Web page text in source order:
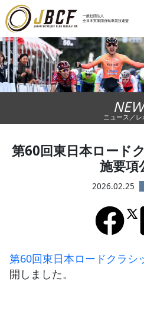
一般社団法人
全日本実業団自転車競技連盟
ニュ
レース
ランキ
チーム
競技
加盟・
エント
ニュース／レ
第60回東日本ロード
施要項
2026.02.25
第60回東日本ロードクラシ
開しました。